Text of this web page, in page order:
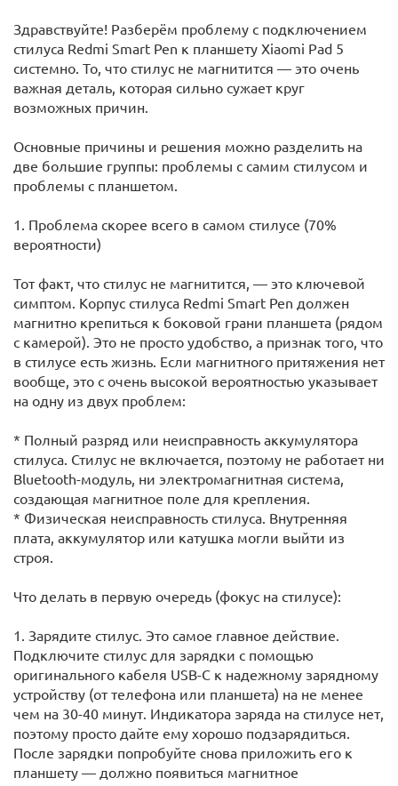
Здравствуйте! Разберём проблему с подключением
стилуса Redmi Smart Pen к планшету Xiaomi Pad 5
системно. То, что стилус не магнитится — это очень
важная деталь, которая сильно сужает круг
возможных причин.
Основные причины и решения можно разделить на
две большие группы: проблемы с самим стилусом и
проблемы с планшетом.
1. Проблема скорее всего в самом стилусе (70%
вероятности)
Тот факт, что стилус не магнитится, — это ключевой
симптом. Корпус стилуса Redmi Smart Pen должен
магнитно крепиться к боковой грани планшета (рядом
с камерой). Это не просто удобство, а признак того, что
в стилусе есть жизнь. Если магнитного притяжения нет
вообще, это с очень высокой вероятностью указывает
на одну из двух проблем:
* Полный разряд или неисправность аккумулятора
стилуса. Стилус не включается, поэтому не работает ни
Bluetooth-модуль, ни электромагнитная система,
создающая магнитное поле для крепления.
* Физическая неисправность стилуса. Внутренняя
плата, аккумулятор или катушка могли выйти из
строя.
Что делать в первую очередь (фокус на стилусе):
1. Зарядите стилус. Это самое главное действие.
Подключите стилус для зарядки с помощью
оригинального кабеля USB-C к надежному зарядному
устройству (от телефона или планшета) на не менее
чем на 30-40 минут. Индикатора заряда на стилусе нет,
поэтому просто дайте ему хорошо подзарядиться.
После зарядки попробуйте снова приложить его к
планшету — должно появиться магнитное